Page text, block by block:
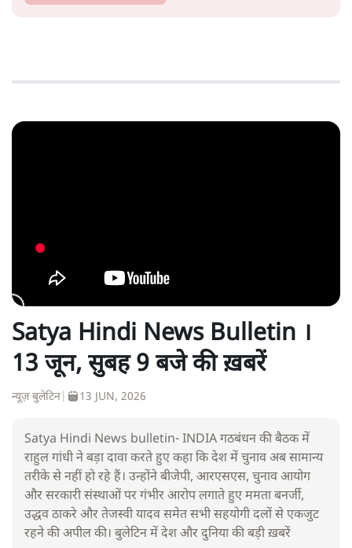
Satya Hindi News Bulletin ।
13 जून, सुबह 9 बजे की ख़बरें
न्यूज़ बुलेटिन 13 JUN, 2026
Satya Hindi News bulletin- INDIA गठबंधन की बैठक में
राहुल गांधी ने बड़ा दावा करते हुए कहा कि देश में चुनाव अब सामान्य
तरीके से नहीं हो रहे हैं। उन्होंने बीजेपी, आरएसएस, चुनाव आयोग
और सरकारी संस्थाओं पर गंभीर आरोप लगाते हुए ममता बनर्जी,
उद्धव ठाकरे और तेजस्वी यादव समेत सभी सहयोगी दलों से एकजुट
रहने की अपील की। बुलेटिन में देश और दुनिया की बड़ी ख़बरें